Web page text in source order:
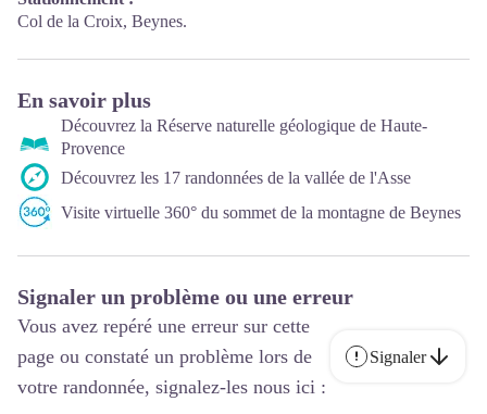
Col de la Croix, Beynes.
En savoir plus
Découvrez la Réserve naturelle géologique de Haute-
Provence
Découvrez les 17 randonnées de la vallée de l'Asse
Visite virtuelle 360° du sommet de la montagne de Beynes
Signaler un problème ou une erreur
Vous avez repéré une erreur sur cette
page ou constaté un problème lors de
votre randonnée, signalez-les nous ici :
Signaler